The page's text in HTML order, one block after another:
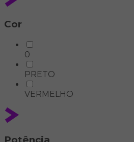
Cor
0
PRETO
VERMELHO